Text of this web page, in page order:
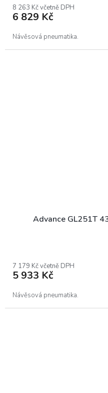
8 263 Kč včetně DPH
6 829 Kč
Návěsová pneumatika.
Advance GL251T
7 179 Kč včetně DPH
5 933 Kč
Návěsová pneumatika.